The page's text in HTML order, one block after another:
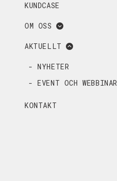
KUNDCASE
OM OSS
AKTUELLT
- NYHETER
- EVENT OCH WEBBINAR
KONTAKT